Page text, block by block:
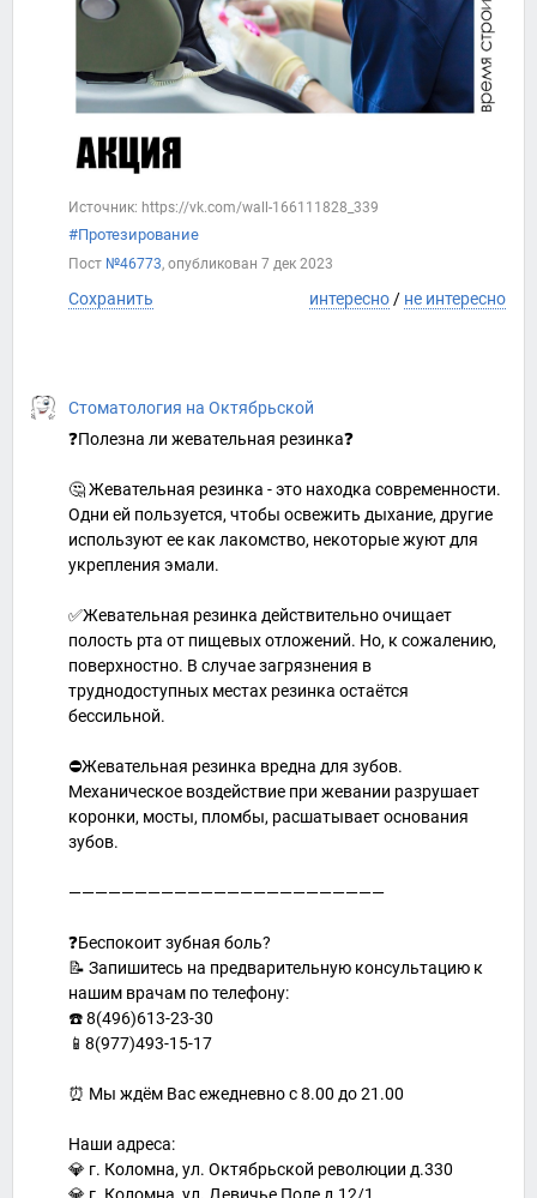
Источник: https://vk.com/wall-166111828_339
#Протезирование
Пост №46773, опубликован 7 дек 2023
Сохранить интересно / не интересно
Стоматология на Октябрьской
❓Полезна ли жевательная резинка❓
🤔 Жевательная резинка - это находка современности.
Одни ей пользуется, чтобы освежить дыхание, другие
используют ее как лакомство, некоторые жуют для
укрепления эмали.
✅Жевательная резинка действительно очищает
полость рта от пищевых отложений. Но, к сожалению,
поверхностно. В случае загрязнения в
труднодоступных местах резинка остаётся
бессильной.
⛔Жевательная резинка вредна для зубов.
Механическое воздействие при жевании разрушает
коронки, мосты, пломбы, расшатывает основания
зубов.
————————————————————————
❓Беспокоит зубная боль?
📝 Запишитесь на предварительную консультацию к
нашим врачам по телефону:
☎️ 8(496)613-23-30
📱8(977)493-15-17
⏰ Мы ждём Вас ежедневно с 8.00 до 21.00
Наши адреса:
💎 г. Коломна, ул. Октябрьской революции д.330
💎 г. Коломна, ул. Девичье Поле д.12/1